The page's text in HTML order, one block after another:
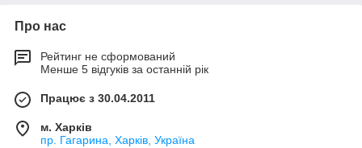
Про нас
Рейтинг не сформований
Менше 5 відгуків за останній рік
Працює з 30.04.2011
м. Харків
пр. Гагарина, Харків, Україна